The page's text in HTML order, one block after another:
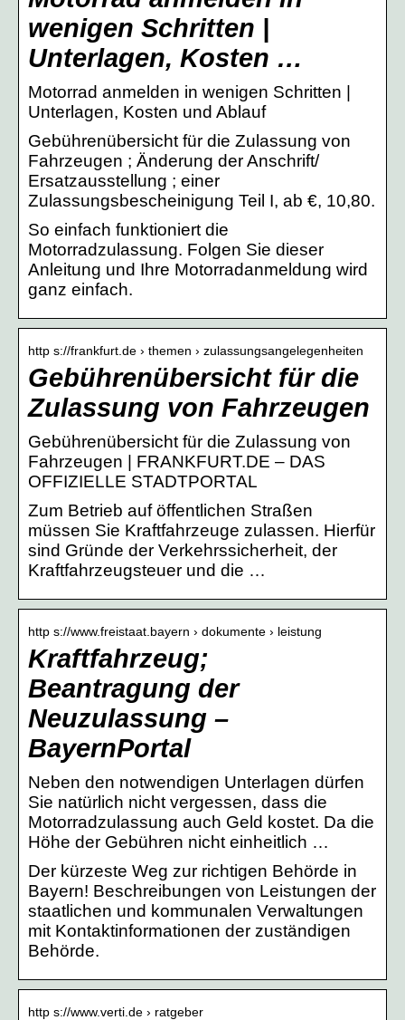
wenigen Schritten |
Unterlagen, Kosten …
Motorrad anmelden in wenigen Schritten |
Unterlagen, Kosten und Ablauf
Gebührenübersicht für die Zulassung von
Fahrzeugen ; Änderung der Anschrift/
Ersatzausstellung ; einer
Zulassungsbescheinigung Teil I, ab €, 10,80.
So einfach funktioniert die
Motorradzulassung. Folgen Sie dieser
Anleitung und Ihre Motorradanmeldung wird
ganz einfach.
http s://frankfurt.de › themen › zulassungsangelegenheiten
Gebührenübersicht für die
Zulassung von Fahrzeugen
Gebührenübersicht für die Zulassung von
Fahrzeugen | FRANKFURT.DE – DAS
OFFIZIELLE STADTPORTAL
Zum Betrieb auf öffentlichen Straßen
müssen Sie Kraftfahrzeuge zulassen. Hierfür
sind Gründe der Verkehrssicherheit, der
Kraftfahrzeugsteuer und die …
http s://www.freistaat.bayern › dokumente › leistung
Kraftfahrzeug;
Beantragung der
Neuzulassung –
BayernPortal
Neben den notwendigen Unterlagen dürfen
Sie natürlich nicht vergessen, dass die
Motorradzulassung auch Geld kostet. Da die
Höhe der Gebühren nicht einheitlich …
Der kürzeste Weg zur richtigen Behörde in
Bayern! Beschreibungen von Leistungen der
staatlichen und kommunalen Verwaltungen
mit Kontaktinformationen der zuständigen
Behörde.
http s://www.verti.de › ratgeber